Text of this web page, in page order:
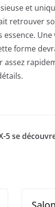
et
retrouver
Une
forme
assez
5 se